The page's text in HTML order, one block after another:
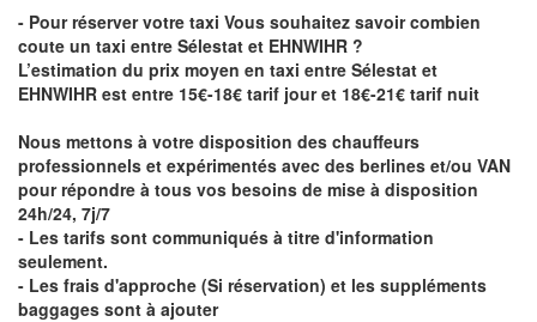
- Pour réserver votre taxi Vous souhaitez savoircombien
coute un taxi entre Sélestat et EHNWIHR ?
L’estimation du prix moyen en taxi entre Sélestat et
EHNWIHR est entre 15€-18€ tarif jour et 18€-21€ tarif nuit
Nous mettons à votre disposition des chauffeurs
professionnels et expérimentés avec des berlines et/ou VAN
pour répondre à tous vos besoins de mise à disposition
24h/24, 7j/7
- Les tarifs sont communiqués à titre d'information
seulement.
- Les frais d'approche (Si réservation) et les suppléments
baggages sont à ajouter